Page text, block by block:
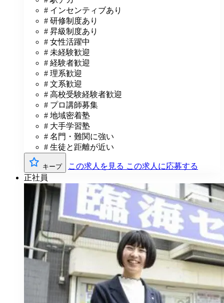
# インセンティブあり
# 研修制度あり
# 昇級制度あり
# 女性活躍中
# 未経験歓迎
# 経験者歓迎
# 理系歓迎
# 文系歓迎
# 高校受験経験者歓迎
# プロ講師募集
# 地域密着塾
# 大手学習塾
# 名門・難関に強い
# 生徒と距離が近い
キープ この求人を見る この求人に応募する
正社員